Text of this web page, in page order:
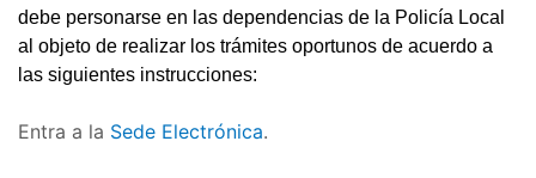
debe personarse en las dependencias de la Policía Local
al objeto de realizar los trámites oportunos de acuerdo a
las siguientes instrucciones:
Entra a la Sede Electrónica.